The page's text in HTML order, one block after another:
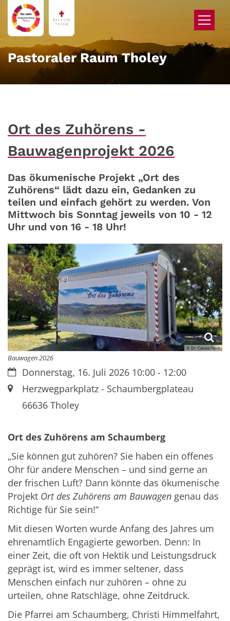
Zum Inhalt springen
Pastoraler Raum Tholey
Ort des Zuhörens -
Bauwagenprojekt 2026
Das ökumenische Projekt „Ort des
Zuhörens“ lädt dazu ein, Gedanken zu
teilen und einfach gehört zu werden. Von
Mittwoch bis Sonntag jeweils von 10 - 12
Uhr und von 16 - 18 Uhr!
© Dr. Carola Fleck
Bauwagen 2026
Datum:Donnerstag, 16. Juli 2026 10:00 - 12:00
Ort:Herzwegparkplatz - Schaumbergplateau
66636Tholey
Ort des Zuhörens am Schaumberg
„Sie können gut zuhören? Sie haben ein offenes
Ohr für andere Menschen – und sind gerne an
der frischen Luft? Dann könnte das ökumenische
Projekt Ort des Zuhörens am Bauwagen genau das
Richtige für Sie sein!“
Mit diesen Worten wurde Anfang des Jahres um
ehrenamtlich Engagierte geworben. Denn: In
einer Zeit, die oft von Hektik und Leistungsdruck
geprägt ist, wird es immer seltener, dass
Menschen einfach nur zuhören – ohne zu
urteilen, ohne Ratschläge, ohne Zeitdruck.
Die Pfarrei am Schaumberg, Christi Himmelfahrt,